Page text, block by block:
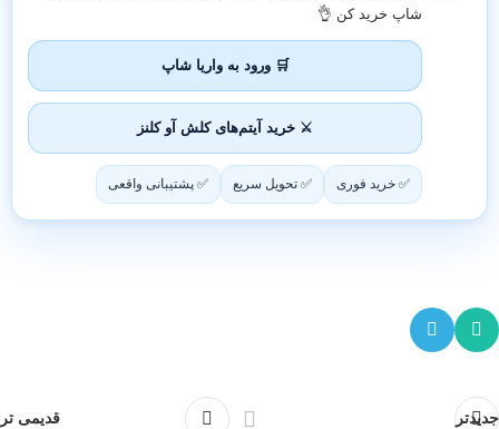
شاپ خرید کن 👌
🛒 ورود به واریا شاپ
⚔️ خرید آیتم‌های کلش آو کلنز
✅ خرید فوری ✅ تحویل سریع ✅ پشتیبانی واقعی
جدیدتر قدیمی تر